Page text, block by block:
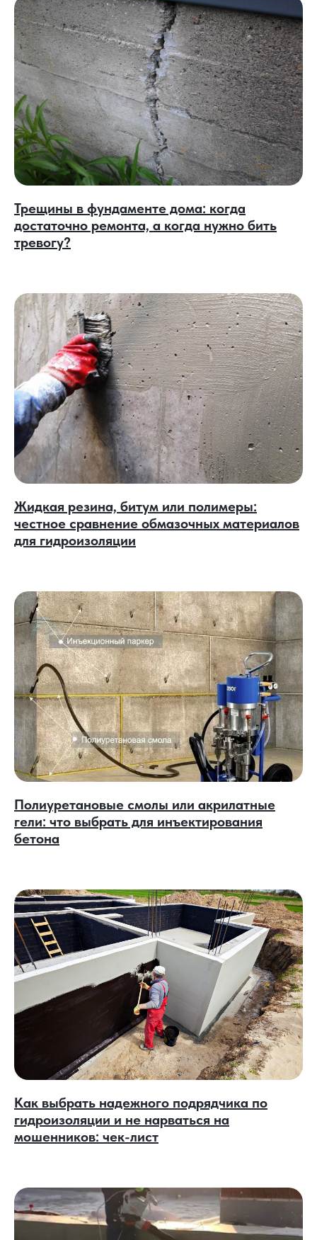
Трещины в фундаменте дома: когда
достаточно ремонта, а когда нужно бить
тревогу?
Жидкая резина, битум или полимеры:
честное сравнение обмазочных материалов
для гидроизоляции
Полиуретановые смолы или акрилатные
гели: что выбрать для инъектирования
бетона
Как выбрать надежного подрядчика по
гидроизоляции и не нарваться на
мошенников: чек-лист